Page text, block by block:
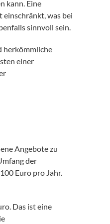
kann. Eine
einschränkt, was bei
sinnvoll sein.
herkömmliche
einer
Angebote zu
der
Euro pro Jahr.
Das ist eine